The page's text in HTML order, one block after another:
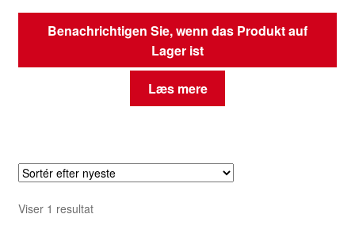
Benachrichtigen Sie, wenn das Produkt auf
Lager ist
Læs mere
Viser 1 resultat